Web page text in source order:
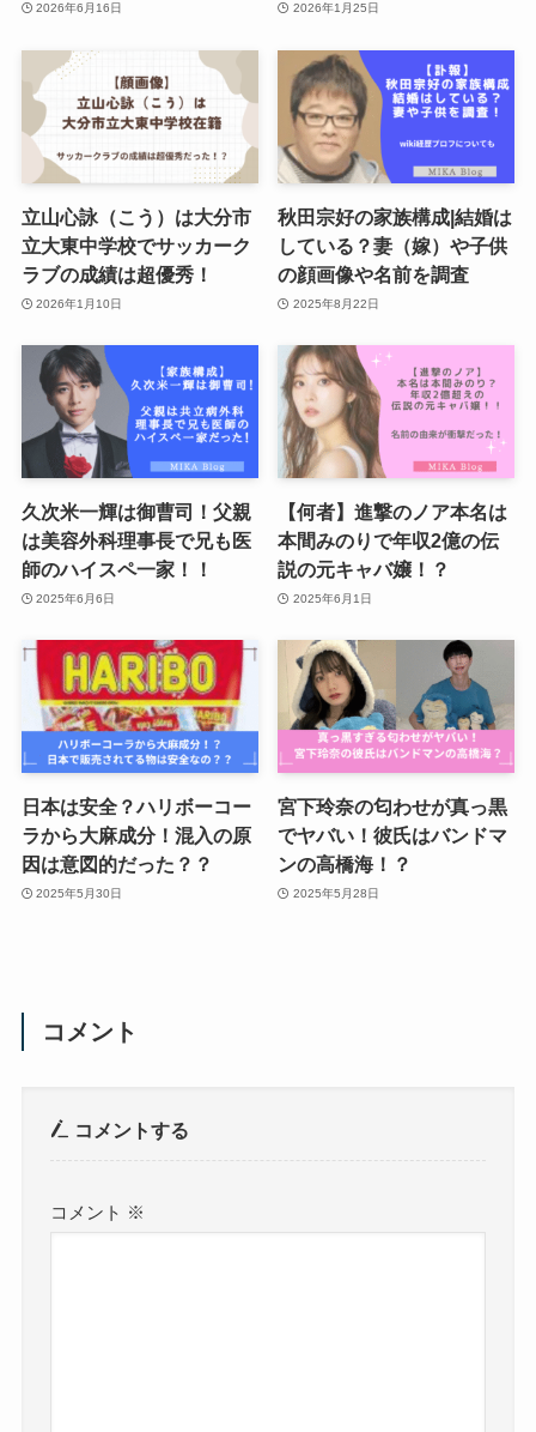
2026年6月16日 2026年1月25日
立山心詠（こう）は大分市
立大東中学校でサッカーク
ラブの成績は超優秀！
2026年1月10日
秋田宗好の家族構成|結婚は
している？妻（嫁）や子供
の顔画像や名前を調査
2025年8月22日
久次米一輝は御曹司！父親
は美容外科理事長で兄も医
師のハイスペ一家！！
2025年6月6日
【何者】進撃のノア本名は
本間みのりで年収2億の伝
説の元キャバ嬢！？
2025年6月1日
日本は安全？ハリボーコー
ラから大麻成分！混入の原
因は意図的だった？？
2025年5月30日
宮下玲奈の匂わせが真っ黒
でヤバい！彼氏はバンドマ
ンの高橋海！？
2025年5月28日
コメント
コメントする
コメント ※